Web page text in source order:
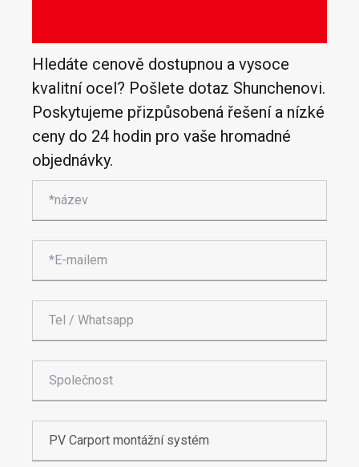
Hledáte cenově dostupnou a vysoce
kvalitní ocel? Pošlete dotaz Shunchenovi.
Poskytujeme přizpůsobená řešení a nízké
ceny do 24 hodin pro vaše hromadné
objednávky.